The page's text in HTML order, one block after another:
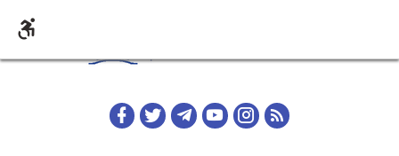
Redes sociales home